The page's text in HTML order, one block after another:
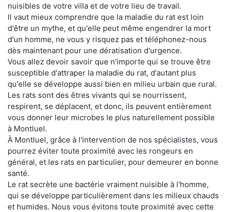
nuisibles de votre villa et de votre lieu de travail.
Il vaut mieux comprendre que la maladie du rat est loin
d'être un mythe, et qu'elle peut même engendrer la mort
d'un homme, ne vous y risquez pas et téléphonez-nous
dès maintenant pour une dératisation d'urgence.
Vous allez devoir savoir que n'importe qui se trouve être
susceptible d'attraper la maladie du rat, d'autant plus
qu'elle se développe aussi bien en milieu urbain que rural.
Les rats sont des êtres vivants qui se nourrissent,
respirent, se déplacent, et donc, ils peuvent entièrement
vous donner leur microbes le plus naturellement possible
à Montluel.
À Montluel, grâce à l'intervention de nos spécialistes, vous
pourrez éviter toute proximité avec les rongeurs en
général, et les rats en particulier, pour demeurer en bonne
santé.
Le rat secrète une bactérie vraiment nuisible à l'homme,
qui se développe particulièrement dans les milieux chauds
et humides. Nous vous évitons toute proximité avec cette